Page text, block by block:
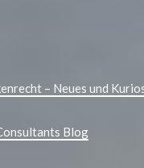
– Neues und
Blog